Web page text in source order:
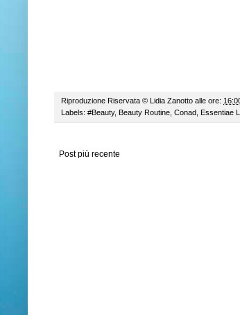
Riproduzione Riservata © Lidia Zanotto alle ore:
Labels: #Beauty, Beauty Routine Conad Essentiae
Post più recente